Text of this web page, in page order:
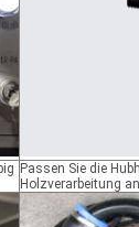
Passen Sie die
Holzverarbeitung an